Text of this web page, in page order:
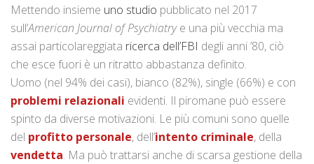
Mettendo insieme uno studio pubblicato nel 2017
sull’American Journal of Psychiatrye una più vecchia ma
assai particolareggiata ricerca dell’FBI degli anni ’80, ciò
che esce fuori è un ritratto abbastanza definito.
Uomo (nel 94% dei casi), bianco (82%), single (66%) e con
problemi relazionali evidenti. Il piromane può essere
spinto da diverse motivazioni. Le più comuni sono quelle
del profitto personale, dell’intento criminale, della
vendetta. Ma può trattarsi anche di scarsa gestione della